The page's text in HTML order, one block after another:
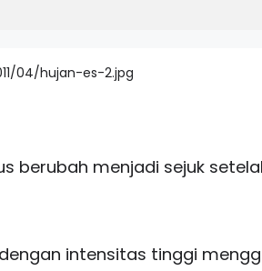
berubah menjadi sejuk
intensitas tinggi